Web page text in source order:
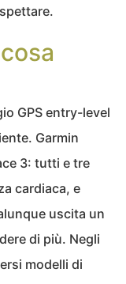
GPS entry-level
Garmin
3: tutti e tre
cardiaca, e
uscita un
di più. Negli
modelli di